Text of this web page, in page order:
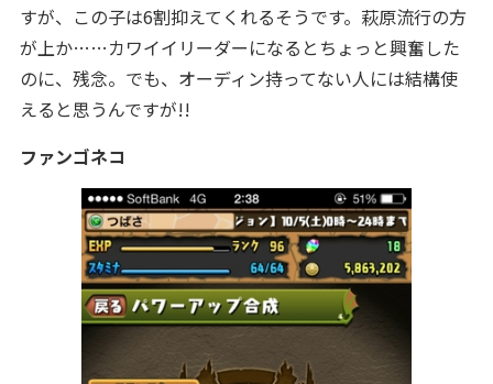
すが、この子は6割抑えてくれるそうです。萩原流行の方
が上か……カワイイリーダーになるとちょっと興奮した
のに、残念。でも、オーディン持ってない人には結構使
えると思うんですが!!
ファンゴネコ